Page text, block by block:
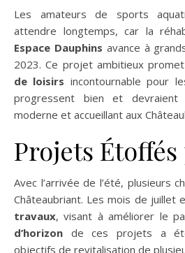
Les amateurs de sports
attendre longtemps, car la
Espace Dauphins avance à
2023. Ce projet ambitieux
de loisirs incontournable pour
progressent bien et
moderne et accueillant aux
Projets Étoffés
Avec l’arrivée de l’été, plusieurs
Châteaubriant. Les mois de juillet
travaux, visant à améliorer le
d’horizon de ces projets a
objectifs de revitalisation de